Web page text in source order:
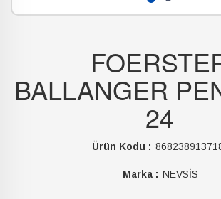
BALLANGER
24
Ürün Kodu :
Marka : NEVSİS